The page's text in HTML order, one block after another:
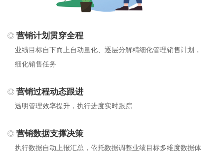
营销计划贯穿全程
业绩目标自下而上自动量化、逐层分解精细化管理销售计划，
细化销售任务
营销过程动态跟进
透明管理效率提升，执行进度实时跟踪
营销数据支撑决策
执行数据自动上报汇总，依托数据调整业绩目标多维度数据体